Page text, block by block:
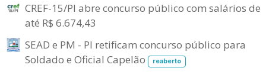
CREF-15/PI abre concurso público com salários de
até R$ 6.674,43
SEAD e PM - PI retificam concurso público para
Soldado e Oficial Capelão
reaberto